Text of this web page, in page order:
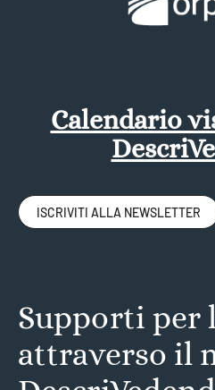
Calendario
ISCRIVITI ALLA NEWSLETTER
Supporti per
attraverso il